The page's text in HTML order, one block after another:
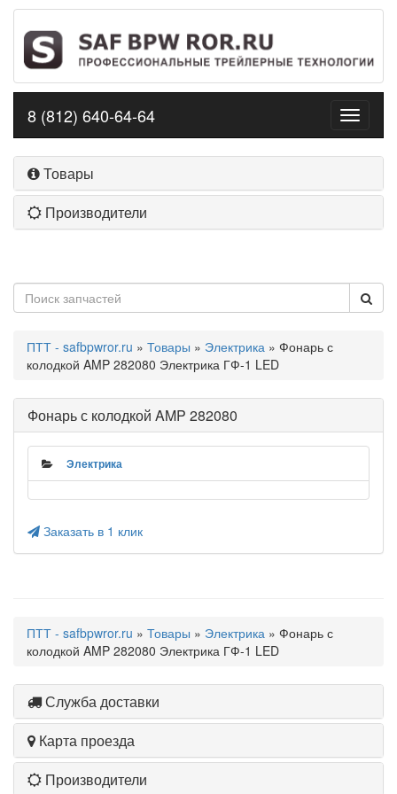
Toggle
8 (812) 640-64-64
Товары
Производители
ПТТ - safbpwror.ru » Товары » Электрика » Фонарь с
колодкой AMP 282080 Электрика ГФ-1 LED
Фонарь с колодкой AMP 282080
Электрика
Заказать в 1 клик
ПТТ - safbpwror.ru » Товары » Электрика » Фонарь с
колодкой AMP 282080 Электрика ГФ-1 LED
Служба доставки
Карта проезда
Производители